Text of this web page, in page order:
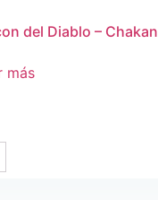
del Diablo – Chakan
más